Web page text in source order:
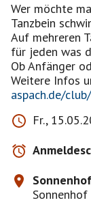
Wer möchte
Tanzbein
Auf mehreren
für jeden was
Ob Anfänger
Weitere Infos
aspach.de/
Fr.,